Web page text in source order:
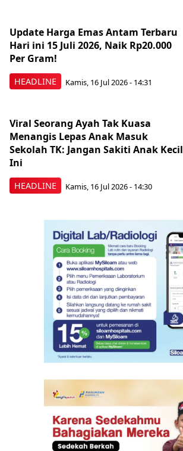
HEADLINE
Update Harga Emas Antam Terbaru
Hari ini 15 Juli 2026, Naik Rp20.000
Per Gram!
Kamis, 16 Jul 2026 - 14:31
HEADLINE
Viral Seorang Ayah Tak Kuasa
Menangis Lepas Anak Masuk
Sekolah TK: Jangan Sakiti Anak Kecil
Ini
Kamis, 16 Jul 2026 - 14:30